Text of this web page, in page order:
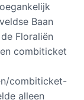
Baan
Floraliën
combiticket
combiticket-
alleen